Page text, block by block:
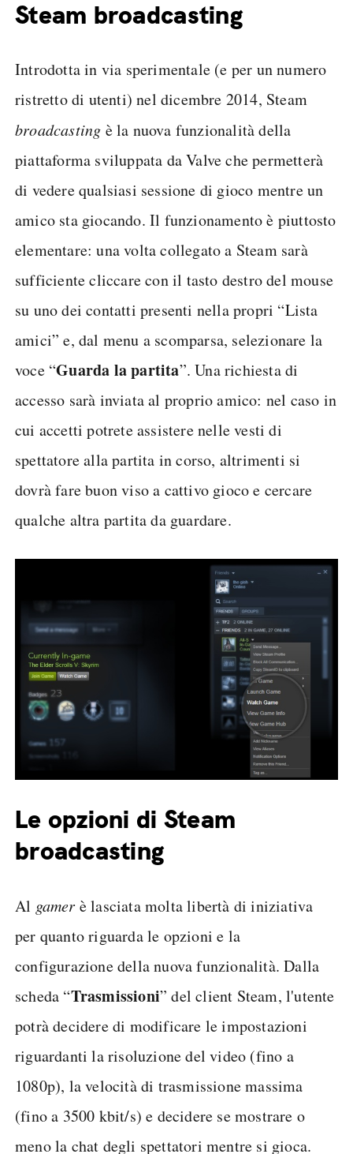
Steam broadcasting
Introdotta in via sperimentale (e per un numero
ristretto di utenti) nel dicembre 2014, Steam
broadcasting è la nuova funzionalità della
piattaforma sviluppata da Valve che permetterà
di vedere qualsiasi sessione di gioco mentre un
amico sta giocando. Il funzionamento è piuttosto
elementare: una volta collegato a Steam sarà
sufficiente cliccare con il tasto destro del mouse
su uno dei contatti presenti nella propri “Lista
amici” e, dal menu a scomparsa, selezionare la
voce “Guarda la partita”. Una richiesta di
accesso sarà inviata al proprio amico: nel caso in
cui accetti potrete assistere nelle vesti di
spettatore alla partita in corso, altrimenti si
dovrà fare buon viso a cattivo gioco e cercare
qualche altra partita da guardare.
Le opzioni di Steam
broadcasting
Al gamer è lasciata molta libertà di iniziativa
per quanto riguarda le opzioni e la
configurazione della nuova funzionalità. Dalla
scheda “Trasmissioni” del client Steam, l'utente
potrà decidere di modificare le impostazioni
riguardanti la risoluzione del video (fino a
1080p), la velocità di trasmissione massima
(fino a 3500 kbit/s) e decidere se mostrare o
meno la chat degli spettatori mentre si gioca.